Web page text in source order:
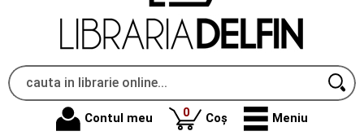
Contul meu 0produse
Coș Meniu